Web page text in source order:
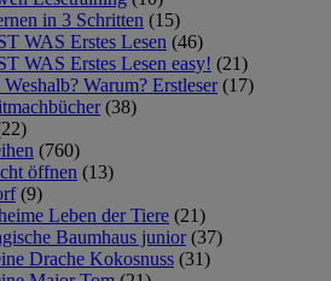
in 3 Schritten (15)
WAS Erstes Lesen (46)
WAS Erstes Lesen easy! (21)
Weshalb? Warum? Erstleser (17)
(38)
(760)
öffnen (13)
(9)
Leben der Tiere (21)
Baumhaus junior (37)
Drache Kokosnuss (31)